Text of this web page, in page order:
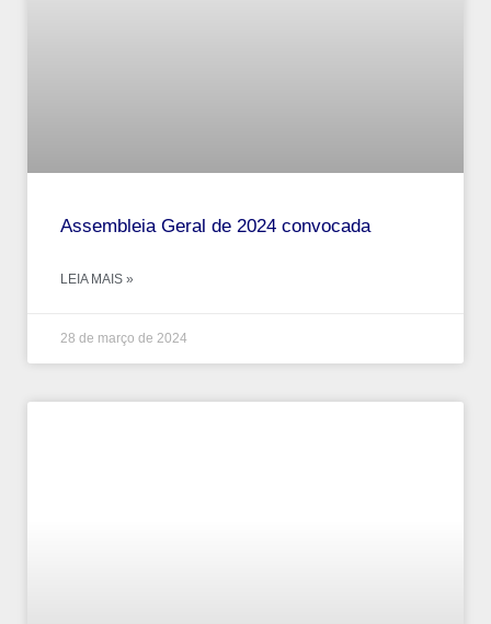
Assembleia Geral de 2024 convocada
LEIA MAIS »
28 de março de 2024